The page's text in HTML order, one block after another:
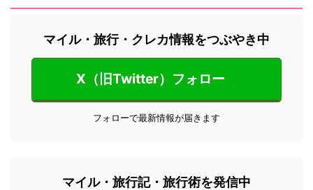
マイル・旅行・クレカ情報をつぶやき中
X（旧Twitter）フォロー
フォローで最新情報が届きます
マイル・旅行記・旅行術を発信中